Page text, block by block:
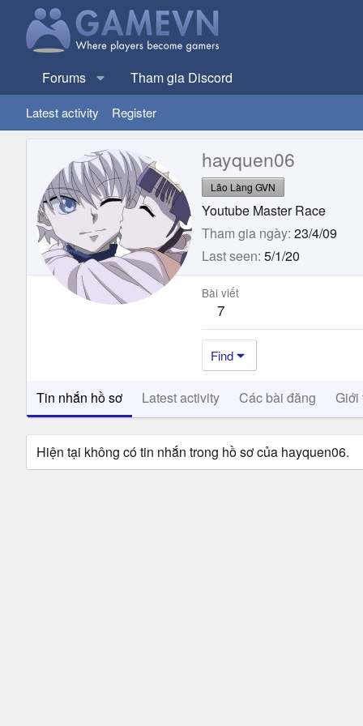
Forums Tham gia Discord
Latest activity Register
hayquen06
Lão Làng GVN
Youtube Master Race
Tham gia ngày 23/4/09
Last seen 5/1/20
Bài viết
7
Find
Tin nhắn hồ sơ Latest activity Các bài đăng Giới
Hiện tại không có tin nhắn trong hồ sơ của hayquen06.